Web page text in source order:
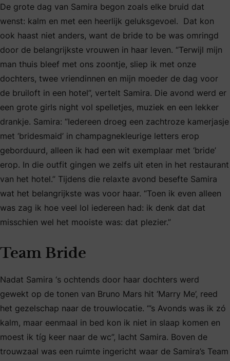
De grote dag van Samira begon zoals elke bruid dat
wenst: kalm en met een heerlijk geluksgevoel. Dat kon
ook haast niet anders, want de bride to be was omringd
door de belangrijkste vrouwen in haar leven. “Terwijl mijn
man thuis bleef met ons zoontje, sliep ik met onze
dochters, twee vriendinnen en mijn moeder de dag voor
de bruiloft in een hotel”, vertelt Samira. Die avond werd er
een grote girls night vol spelletjes, muziek en een lekker
drankje. Samira: “Iedereen droeg een zachtroze kamerjasje
met ‘bridesmaid’ in champagnekleurige letters erop
geborduurd, alleen ik had een wit exemplaar met ‘bride’
erop. In die outfit gingen we zelfs uit eten in het restaurant
van het hotel.” Tijdens die relaxte avond besefte Samira
wat het belangrijkste was voor haar. “Toen ik even alleen
was zag ik hoe veel lol iedereen had: ik denk dat dat
misschien wel het mooiste was: dat plezier.”
Team Bride
Nadat Samira ‘s ochtends door haar dochters werd
gewekt op de tonen van Bruno Mars hit ‘Marry Me’, reed
het gezelschap naar de trouwlocatie. “’s Avonds was ik zó
kalm, maar eenmaal in bed kon ik niet in slaap komen en
moest ik tíg keer naar de wc”, lacht Samira. Boven de
trouwzaal was een ruimte ingericht waar de Samira’s Team